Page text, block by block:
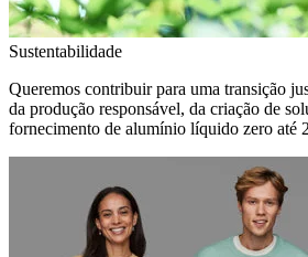
Sustentabilidade
Queremos contribuir para uma transição
da produção responsável, da criação de
fornecimento de alumínio líquido zero até